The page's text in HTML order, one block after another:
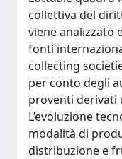
collettiva del
viene analizzato
fonti
collecting
per conto degli
proventi derivati
L’evoluzione
modalità di
distribuzione e